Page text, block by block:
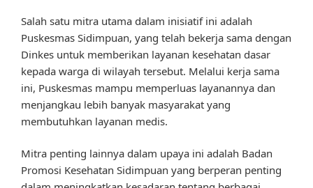
Salah satu mitra utama dalam inisiatif ini adalah
Puskesmas Sidimpuan, yang telah bekerja sama dengan
Dinkes untuk memberikan layanan kesehatan dasar
kepada warga di wilayah tersebut. Melalui kerja sama
ini, Puskesmas mampu memperluas layanannya dan
menjangkau lebih banyak masyarakat yang
membutuhkan layanan medis.
Mitra penting lainnya dalam upaya ini adalah Badan
Promosi Kesehatan Sidimpuan yang berperan penting